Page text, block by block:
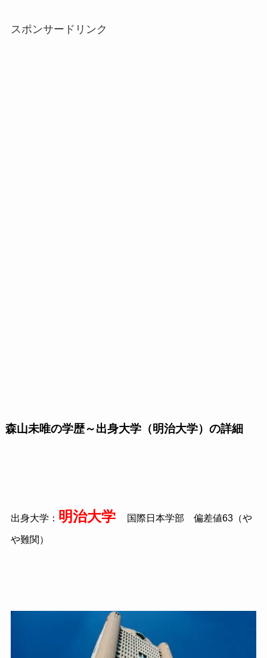
スポンサードリンク
森山未唯の学歴～出身大学（明治大学）の詳細
出身大学： 明治大学 国際日本学部 偏差値63（や
や難関）